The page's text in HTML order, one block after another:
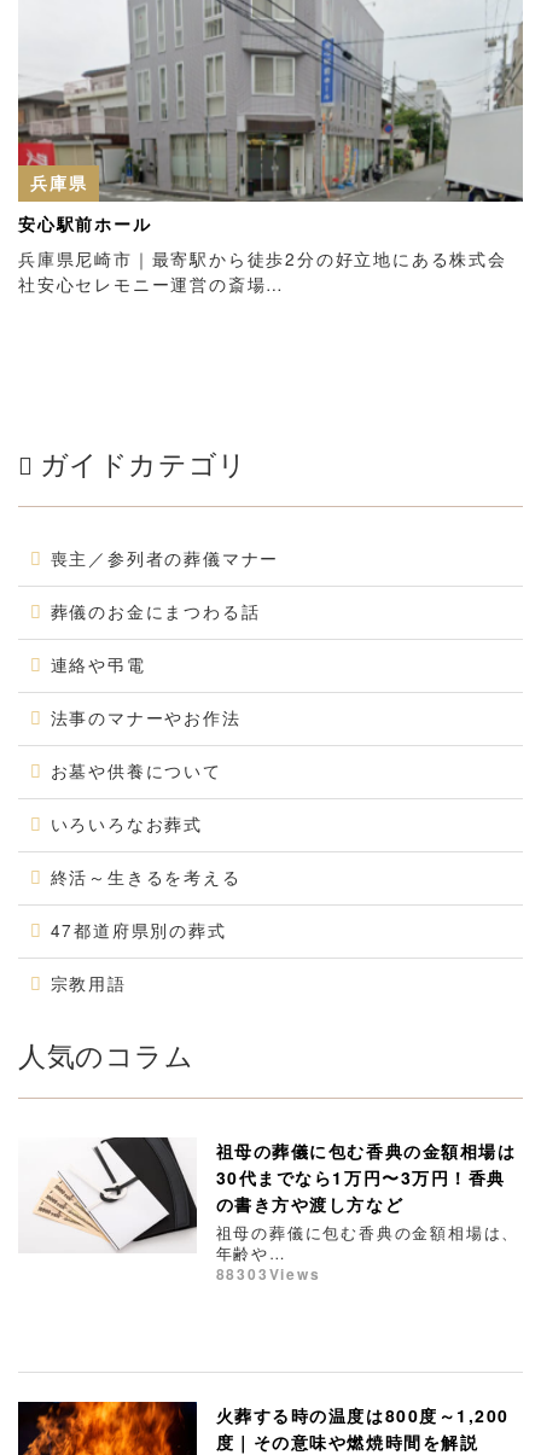
兵庫県
安心駅前ホール
兵庫県尼崎市｜最寄駅から徒歩2分の好立地にある株式会
社安心セレモニー運営の斎場…
ガイドカテゴリ
喪主／参列者の葬儀マナー
葬儀のお金にまつわる話
連絡や弔電
法事のマナーやお作法
お墓や供養について
いろいろなお葬式
終活～生きるを考える
47都道府県別の葬式
宗教用語
人気のコラム
祖母の葬儀に包む香典の金額相場は
30代までなら1万円〜3万円！香典
の書き方や渡し方など
祖母の葬儀に包む香典の金額相場は、
年齢や…
88303Views
火葬する時の温度は800度～1,200
度｜その意味や燃焼時間を解説